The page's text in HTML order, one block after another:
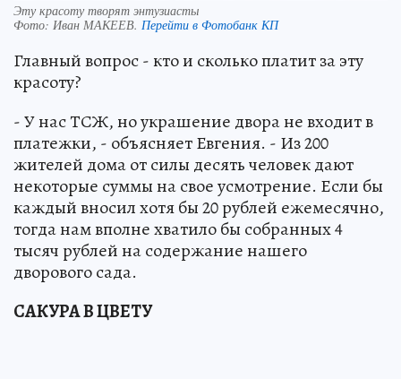
Эту красоту творят энтузиасты
Фото: Иван МАКЕЕВ. Перейти в Фотобанк КП
Главный вопрос - кто и сколько платит за эту
красоту?
- У нас ТСЖ, но украшение двора не входит в
платежки, - объясняет Евгения. - Из 200
жителей дома от силы десять человек дают
некоторые суммы на свое усмотрение. Если бы
каждый вносил хотя бы 20 рублей ежемесячно,
тогда нам вполне хватило бы собранных 4
тысяч рублей на содержание нашего
дворового сада.
САКУРА В ЦВЕТУ